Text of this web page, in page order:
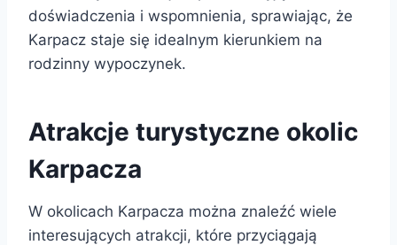
doświadczenia i wspomnienia, sprawiając, że
Karpacz staje się idealnym kierunkiem na
rodzinny wypoczynek.
Atrakcje turystyczne okolic
Karpacza
W okolicach Karpacza można znaleźć wiele
interesujących atrakcji, które przyciągają